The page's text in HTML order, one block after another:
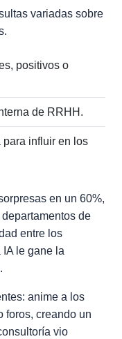
variadas sobre
positivos o
de RRHH.
influir en los
en un 60%,
de
entre los
le gane la
anime a los
foros, creando un
vio